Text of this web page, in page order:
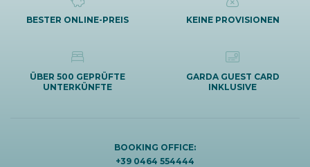
BESTER ONLINE-PREIS KEINE PROVISIONEN
ÜBER 500 GEPRÜFTE
UNTERKÜNFTE
GARDA GUEST CARD
INKLUSIVE
BOOKING OFFICE:
+39 0464 554444